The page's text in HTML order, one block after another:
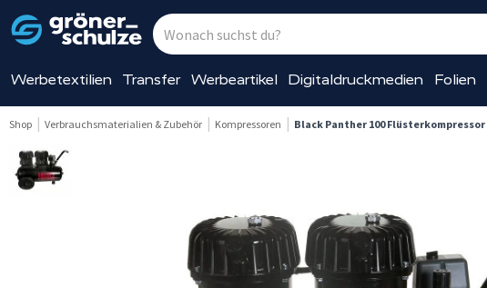
Werbetextilien Transfer Werbeartikel Digitaldruckmedien Folien
Shop Verbrauchsmaterialien & Zubehör Kompressoren Black Panther 100 Flüsterkompressor